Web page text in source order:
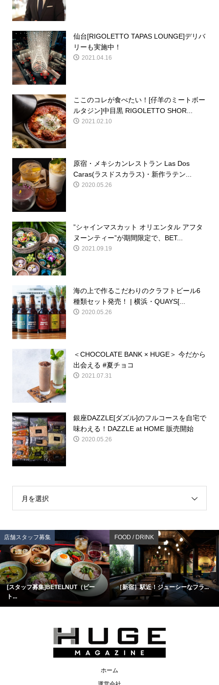
仙台[RIGOLETTO TAPAS LOUNGE]デリバ
リーも実施中！
2021.04.16
ここのコレが食べたい！[仔羊のミートボー
ルタジン]中目黒 RIGOLETTO SHOR...
2021.02.10
原宿・メキシカンレストラン Las Dos
Caras(ラスドスカラス)・新作ラテン...
2020.05.26
”シャインマスカット オリエンタル アフタ
ヌーンティー”が期間限定で、BET...
2021.09.19
海の上で作るこだわりのクラフトビール6
種類セット発売！ | 横浜・QUAYS[...
2020.05.26
＜CHOCOLATE BANK × HUGE＞ 今だから
出会える #夏チョコ
2021.07.31
銀座DAZZLE[ダズル]のフルコースを自宅で
味わえる！DAZZLE at HOME 販売開始
2020.05.26
月を選択
店舗スタッフ募集
[スタッフ募集]BETELNUT（ビー
ト...
FOOD / DRINK
［新宿］駅近！ジューシーなフラ...
ホーム